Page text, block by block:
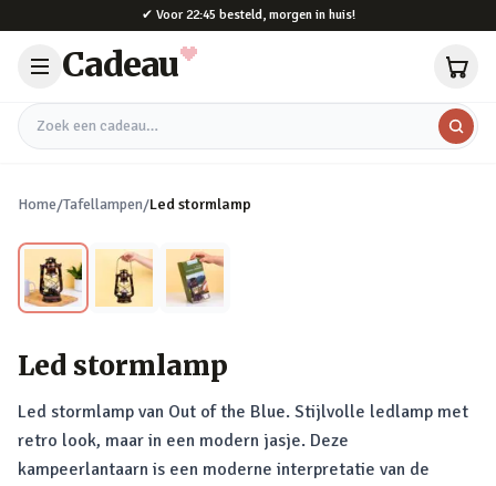
✔ Voor 22:45 besteld, morgen in huis!
Cadeau
Zoek een cadeau
Home/Tafellampen/Led stormlamp
Led stormlamp
Led stormlamp van Out of the Blue. Stijlvolle ledlamp met
retro look, maar in een modern jasje. Deze
kampeerlantaarn is een moderne interpretatie van de